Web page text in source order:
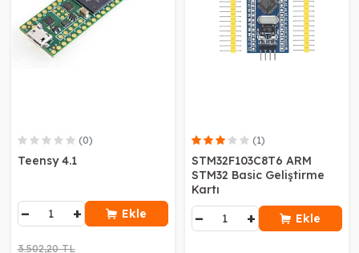
(0)
Teensy 4.1
− + Ekle
3.502,20 TL
(1)
STM32F103C8T6 ARM
STM32 Basic Geliştirme
Kartı
− + Ekle